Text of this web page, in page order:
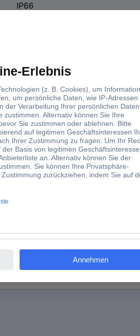
IP66
30 mm
30 mm
1 St.
(B x H x T) 30 x 30 x 35 mm
35 mm